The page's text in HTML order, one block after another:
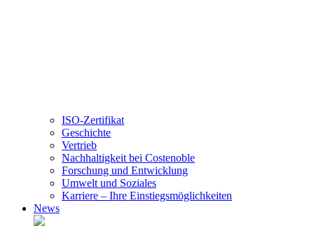
ISO-Zertifikat
Geschichte
Vertrieb
Nachhaltigkeit bei Costenoble
Forschung und Entwicklung
Umwelt und Soziales
Karriere – Ihre Einstiegsmöglichkeiten
News